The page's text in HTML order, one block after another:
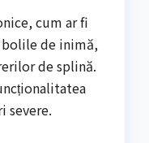
cum ar fi
de inimă,
de splină.
severe.